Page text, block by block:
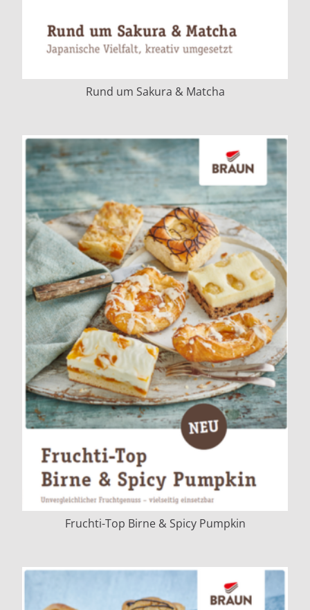
Rund um Sakura & Matcha
Fruchti-Top Birne & Spicy Pumpkin